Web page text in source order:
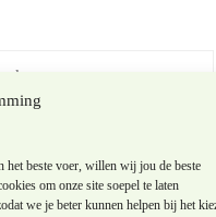
het beste voer, willen wij jou de beste
om onze site soepel te laten
we je beter kunnen helpen bij het
ml